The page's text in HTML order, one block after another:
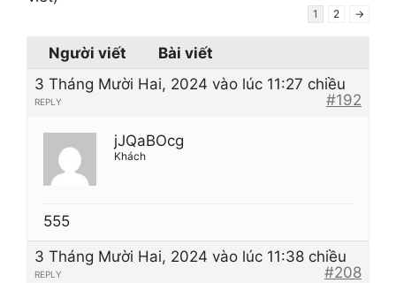
1 2 →
Người viết
Bài viết
3 Tháng Mười Hai, 2024 vào lúc 11:27 chiều
#192
REPLY
jJQaBOcg
Khách
555
3 Tháng Mười Hai, 2024 vào lúc 11:38 chiều
#208
REPLY